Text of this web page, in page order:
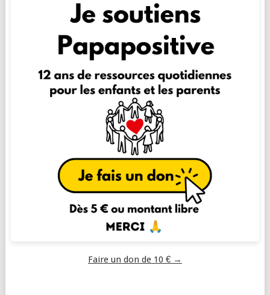
Faire un don de 10 € →